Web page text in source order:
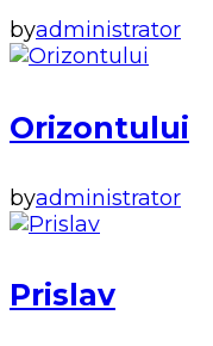
byadministrator
Orizontului
byadministrator
Prislav